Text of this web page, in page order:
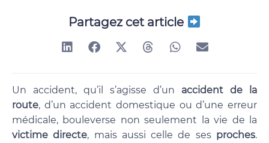
Partagez cet article
Un accident, qu’il s’agisse d’un accident de la
route, d’un accident domestique ou d’une erreur
médicale, bouleverse non seulement la vie de la
victime directe, mais aussi celle de ses proches.